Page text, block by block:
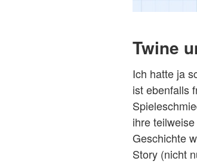
Twine
Ich hatte ja
ist ebenfalls
ihre
Geschichte
Story (nicht